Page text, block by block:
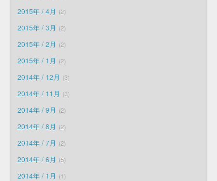
2015年 / 4月 2
2015年 / 3月 2
2015年 / 2月 2
2015年 / 1月 2
2014年 / 12月 3
2014年 / 11月 3
2014年 / 9月 2
2014年 / 8月 2
2014年 / 7月 2
2014年 / 6月 5
2014年 / 1月 1